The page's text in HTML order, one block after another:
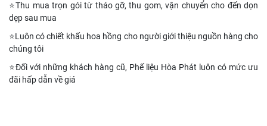
⭐Thu mua trọn gói từ tháo gỡ, thu gom, vận chuyển cho đến dọn
dẹp sau mua
⭐Luôn có chiết khấu hoa hồng cho người giới thiệu nguồn hàng cho
chúng tôi
⭐Đối với những khách hàng cũ, Phế liệu Hòa Phát luôn có mức ưu
đãi hấp dẫn về giá